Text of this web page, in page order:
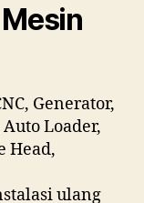
Generator,
Loader,
Head,
ulang